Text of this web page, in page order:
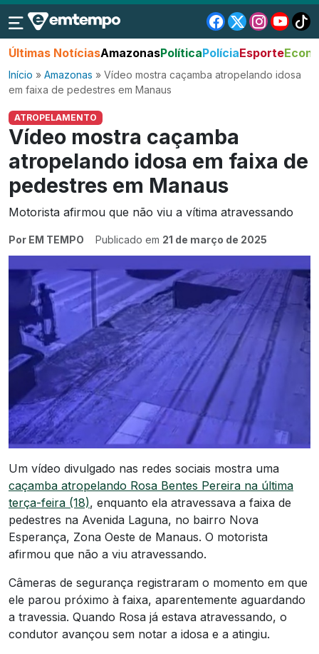
Últimas NotíciasAmazonasPolíticaPolíciaEsporte
Início » Amazonas » Vídeo mostra caçamba atropelando idosa
em faixa de pedestres em Manaus
ATROPELAMENTO
Vídeo mostra caçamba
atropelando idosa em faixa de
pedestres em Manaus
Motorista afirmou que não viu a vítima atravessando
Por EM TEMPO Publicado em 21 de março de 2025
Um vídeo divulgado nas redes sociais mostra uma
caçamba atropelando Rosa Bentes Pereira na última
terça-feira (18), enquanto ela atravessava a faixa de
pedestres na Avenida Laguna, no bairro Nova
Esperança, Zona Oeste de Manaus. O motorista
afirmou que não a viu atravessando.
Câmeras de segurança registraram o momento em que
ele parou próximo à faixa, aparentemente aguardando
a travessia. Quando Rosa já estava atravessando, o
condutor avançou sem notar a idosa e a atingiu.